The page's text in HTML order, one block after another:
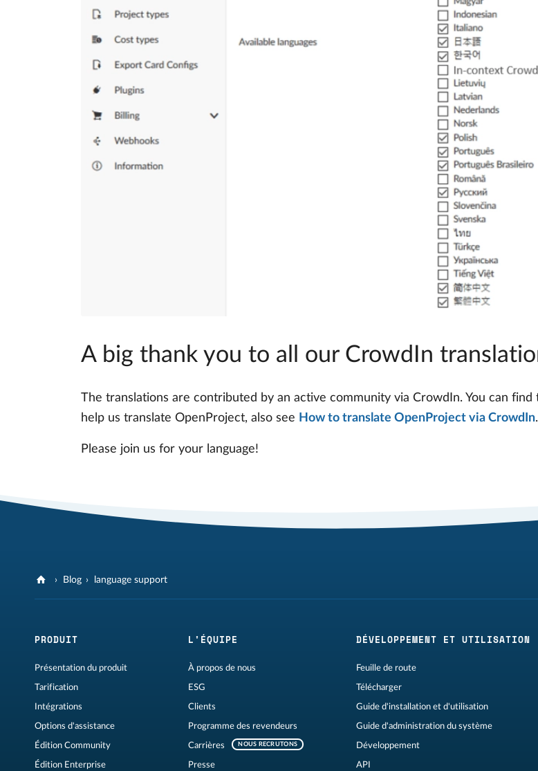
A big thank you to all our CrowdIn
The translations are contributed by an active community via CrowdIn. You can
help us translate OpenProject, also see How to translate OpenProject via CrowdIn.
Please join us for your language!
Blog language support
PRODUIT
Présentation du produit
Tarification
Intégrations
Options d'assistance
Édition Community
Édition Enterprise
L'ÉQUIPE
À propos de nous
ESG
Clients
Programme des revendeurs
Carrières NOUS RECRUTONS
Presse
DÉVELOPPEMENT ET UTILISATION
Feuille de route
Télécharger
Guide d'installation et d'utilisation
Guide d'administration du système
Développement
API